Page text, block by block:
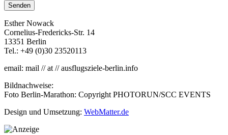
Esther Nowack
Cornelius-Fredericks-Str. 14
13351 Berlin
Tel.: +49 (0)30 23520113
email: mail // at // ausflugsziele-berlin.info
Bildnachweise:
Foto Berlin-Marathon: Copyright PHOTORUN/SCC EVENTS
Design und Umsetzung: WebMatter.de